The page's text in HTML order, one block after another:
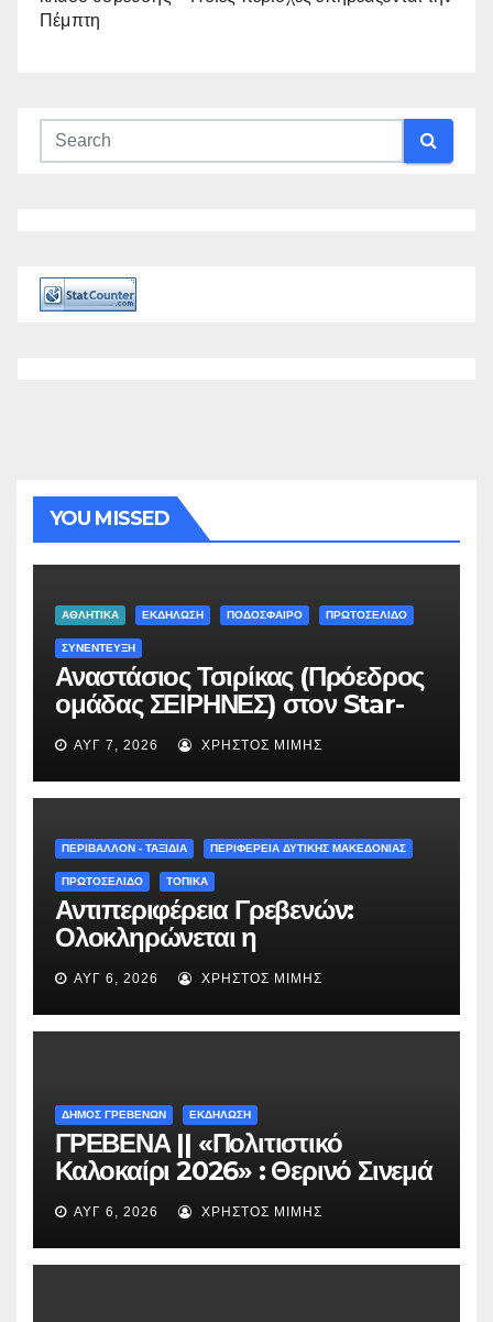
Πέμπτη
YOU MISSED
ΑΘΛΗΤΙΚΑ ΕΚΔΗΛΩΣΗ ΠΟΔΟΣΦΑΙΡΟ ΠΡΩΤΟΣΕΛΙΔΟ
ΣΥΝΕΝΤΕΥΞΗ
Αναστάσιος Τσιρίκας (Πρόεδρος
ομάδας ΣΕΙΡΗΝΕΣ) στον Star-
fm 93.3: «Το όνειρο έγινε
πραγματικότητα – Σας
περιμένουμε όλους το Σάββατο
(audio)
ΑΥΓ 7, 2026 ΧΡΉΣΤΟΣ ΜΊΜΗΣ
ΠΕΡΙΒΑΛΛΟΝ - ΤΑΞΙΔΙΑ ΠΕΡΙΦΕΡΕΙΑ ΔΥΤΙΚΗΣ ΜΑΚΕΔΟΝΙΑΣ
ΠΡΩΤΟΣΕΛΙΔΟ ΤΟΠΙΚΑ
Αντιπεριφέρεια Γρεβενών:
Ολοκληρώνεται η
ασφαλτόστρωση της οδού
Περιβόλι – Αβδέλλα
ΑΥΓ 6, 2026 ΧΡΉΣΤΟΣ ΜΊΜΗΣ
ΔΗΜΟΣ ΓΡΕΒΕΝΩΝ ΕΚΔΗΛΩΣΗ
ΓΡΕΒΕΝΑ || «Πολιτιστικό
Καλοκαίρι 2026» : Θερινό Σινεμά
με την βραβευμένη ταινία
«Μικρές Ανάσες».
ΑΥΓ 6, 2026 ΧΡΉΣΤΟΣ ΜΊΜΗΣ